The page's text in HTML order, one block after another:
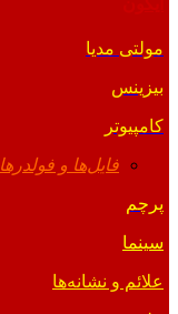
مولتی مدیا
بیزینس
کامپیوتر
فایل‌ها و فولدرها
پرچم
سینما
علائم و نشانه‌ها